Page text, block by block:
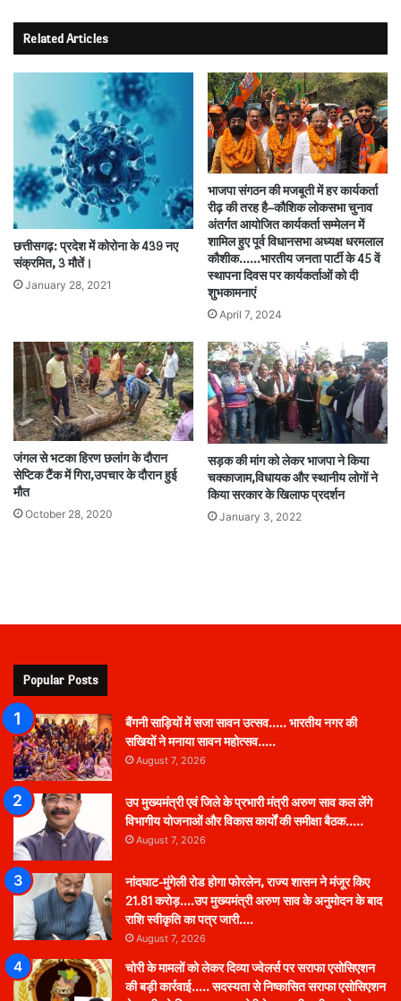
Related Articles
छत्तीसगढ़: प्रदेश में कोरोना के 439 नए
संक्रमित, 3 मौतें।
January 28, 2021
भाजपा संगठन की मजबूती में हर कार्यकर्ता
रीढ़ की तरह है–कौशिक लोकसभा चुनाव
अंतर्गत आयोजित कार्यकर्ता सम्मेलन में
शामिल हुए पूर्व विधानसभा अध्यक्ष धरमलाल
कौशीक……भारतीय जनता पार्टी के 45 वें
स्थापना दिवस पर कार्यकर्ताओं को दी
शुभकामनाएं
April 7, 2024
जंगल से भटका हिरण छलांग के दौरान
सेप्टिक टैंक में गिरा,उपचार के दौरान हुई
मौत
October 28, 2020
सड़क की मांग को लेकर भाजपा ने किया
चक्काजाम,विधायक और स्थानीय लोगों ने
किया सरकार के खिलाफ प्रदर्शन
January 3, 2022
Popular Posts
बैंगनी साड़ियों में सजा सावन उत्सव….. भारतीय नगर की
सखियों ने मनाया सावन महोत्सव…..
August 7, 2026
उप मुख्यमंत्री एवं जिले के प्रभारी मंत्री अरुण साव कल लेंगे
विभागीय योजनाओं और विकास कार्यों की समीक्षा बैठक…..
August 7, 2026
नांदघाट-मुंगेली रोड होगा फोरलेन, राज्य शासन ने मंजूर किए
21.81 करोड़….उप मुख्यमंत्री अरुण साव के अनुमोदन के बाद
राशि स्वीकृति का पत्र जारी….
August 7, 2026
चोरी के मामलों को लेकर दिव्या ज्वेलर्स पर सराफा एसोसिएशन
की बड़ी कार्रवाई….. सदस्यता से निष्कासित सराफा एसोसिएशन